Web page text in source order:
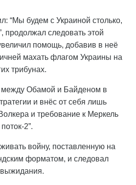
“Мы будем с Украиной столько,
продолжал следовать этой
помощь, добавив в неё
махать флагом Украины на
трибунах.
Обамой и Байденом в
и внёс от себя лишь
и требование к Меркель
2”.
войну, поставленную на
форматом, и следовал
выжидания.